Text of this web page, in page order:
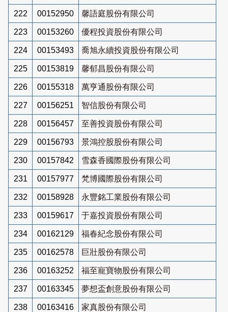
222 00152950 馨語庭股份有限公司
223 00153260 優程投資股份有限公司
224 00153493 喬旭永續投資股份有限公司
225 00153819 馨郁昌股份有限公司
226 00155318 萬亨通股份有限公司
227 00156251 智信股份有限公司
228 00156457 至善投資股份有限公司
229 00156793 景鴻控股股份有限公司
230 00157842 雪森香國際股份有限公司
231 00157977 梵博國際股份有限公司
232 00158928 永豐銘工業股份有限公司
233 00159617 于嘉投資股份有限公司
234 00162129 福春紀念股份有限公司
235 00162578 巨壯股份有限公司
236 00163252 福至寵寶物股份有限公司
237 00163345 夢想盃創意股份有限公司
238 00163416 家真股份有限公司